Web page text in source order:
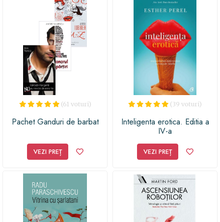
(61 voturi)
Pachet Ganduri de barbat
VEZI PREȚ
(39 voturi)
Inteligenta erotica. Editia a
IV-a
VEZI PREȚ